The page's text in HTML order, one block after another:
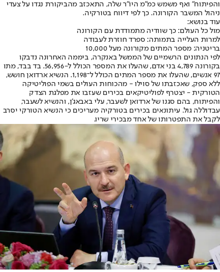
והפיתוח" ואף משמש כמ"מ היו"ר שלה, התאכזב מהביקורת נגדו על צעדי
ניהול המשבר הקורונה. כך לפי דיווח בטורקיה.
עוד בנושא:
מול כל העולם: כך שוודיה מתמודדת עם הקורונה
למרות העלייה בתמותה: ספרד חוזרת לעבודה
בריטניה: מספר המתים מקורונה מעל 10,000
לפי הנתונים הרשמיים של הממשל באנקרה, ביממה האחרונה נדבקו
בקורונה 4,789 בני אדם, שהעלו את המספר הכולל ל-56,956. בד בבד, מתו
97 אנשים, שהעלו את מספר המתים הכולל ל־1,198. הנשיא ארדואן חושש,
ללא ספק, שאכזבתו של סוילו - מהכוחות העולים בשמי הפוליטיקה
הטורקית - יצטרף לפוליטיקאים בכירים שעזבו את מפלגת הצדק
והפיתוח, בהם סגנו של ארדואן לשעבר, עלי באבאג'ן, והנשיא לשעבר,
עבדוללה גול. עיתונאים בכירים בטורקיה מעריכים כי הנשיא הטורקי יסרב
לקבל את התפטרותו של אחד מבכירי שריו.